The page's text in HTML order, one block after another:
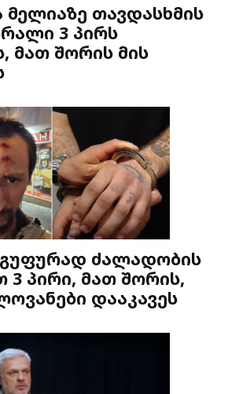
მელიაზე თავდასხმის
3 პირს
მათ შორის მის
ძალადობის
პირი, მათ შორის,
დააკავეს